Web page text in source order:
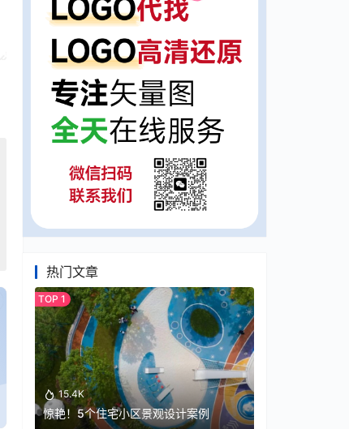
登录 或刷新
热门文章
15.4K
惊艳！5个住宅小区景观设计案例